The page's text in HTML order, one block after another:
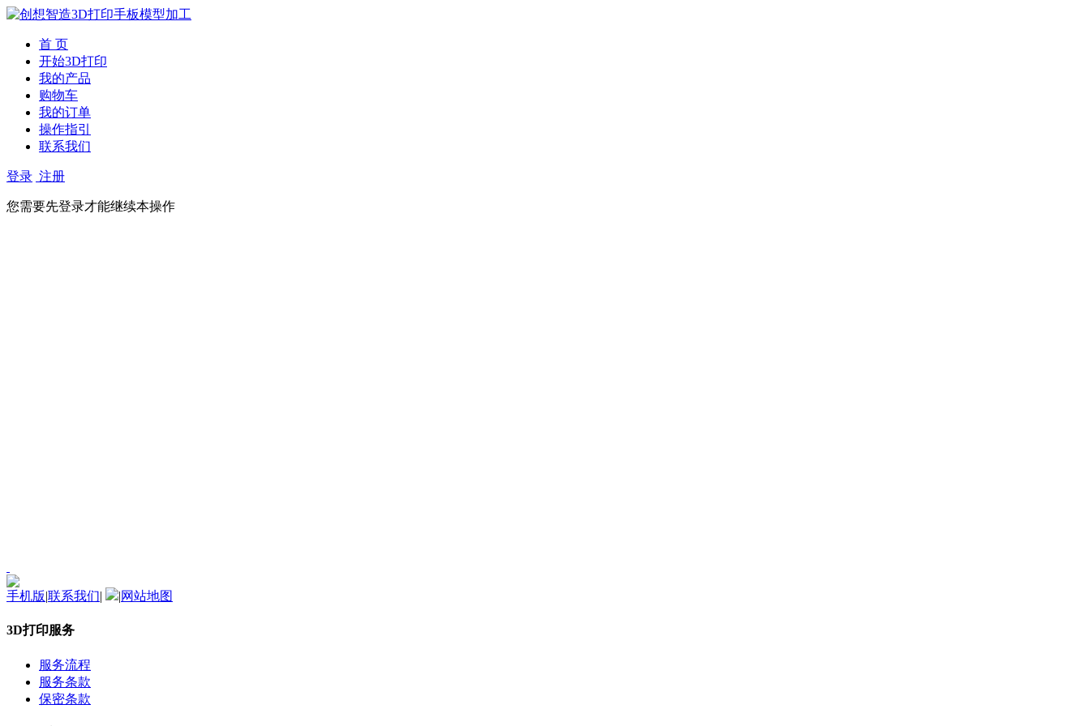
首 页
开始3D打印
我的产品
购物车
我的订单
操作指引
联系我们
登录 注册
您需要先登录才能继续本操作
手机版|联系我们| |网站地图
3D打印服务
服务流程
服务条款
保密条款